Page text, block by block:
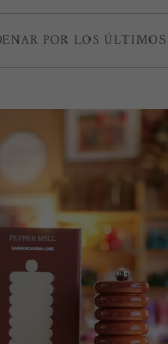
POR LOS ÚLTIMOS
AÑADIR AL CARRITO